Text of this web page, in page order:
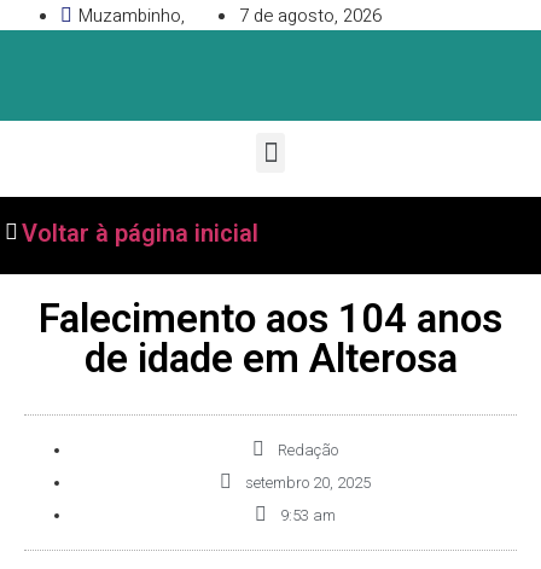
Muzambinho, 7 de agosto, 2026
Voltar à página inicial
Falecimento aos 104 anos
de idade em Alterosa
Redação
setembro 20, 2025
9:53 am